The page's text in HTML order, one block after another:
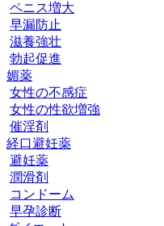
ペニス増大
早漏防止
滋養強壮
勃起促進
媚薬
女性の不感症
女性の性欲増強
催淫剤
経口避妊薬
避妊薬
潤滑剤
コンドーム
早孕診断